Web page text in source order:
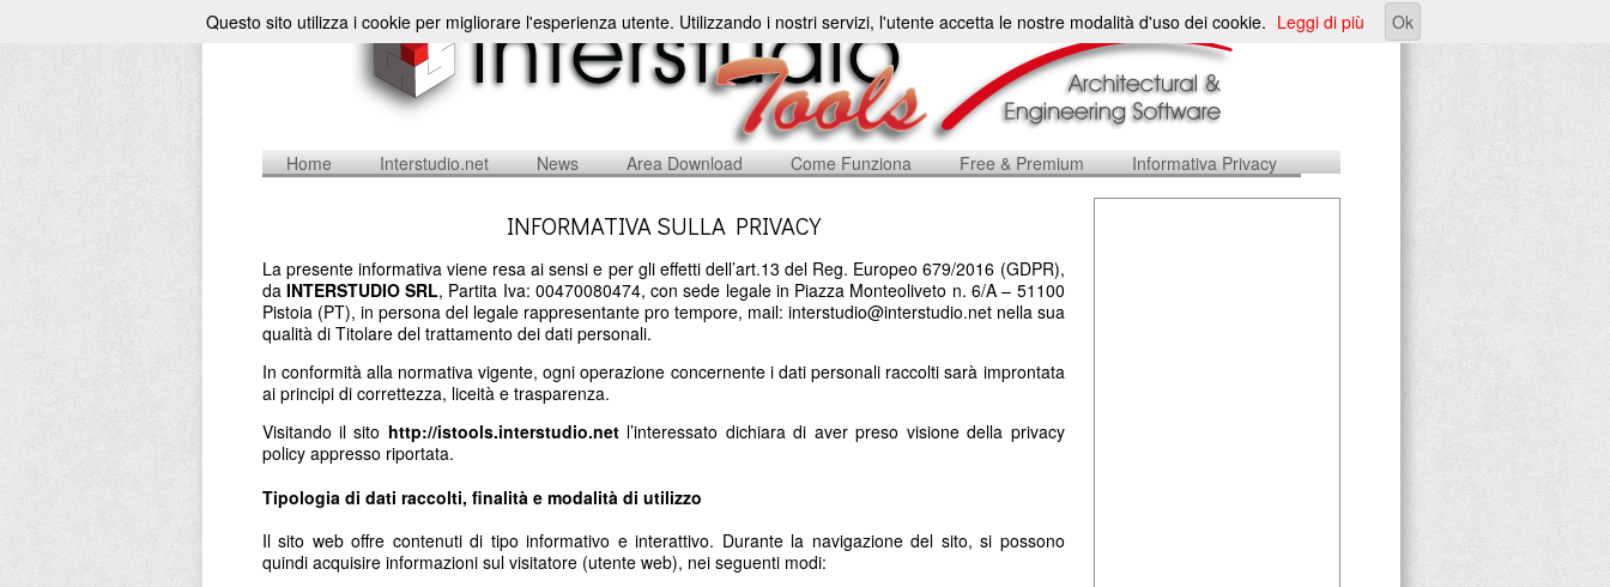
Home Interstudio.net News Area Download Come Funziona Free & Premium Informativa Privacy
INFORMATIVA SULLA PRIVACY
La presente informativa viene resa ai sensi e per gli effetti dell’art.13 del Reg. Europeo 679/2016 (GDPR),
da INTERSTUDIO SRL, Partita Iva: 00470080474, con sede legale in Piazza Monteoliveto n. 6/A – 51100
Pistoia (PT), in persona del legale rappresentante pro tempore, mail: interstudio@interstudio.net nella sua
qualità di Titolare del trattamento dei dati personali.
In conformità alla normativa vigente, ogni operazione concernente i dati personali raccolti sarà improntata
ai principi di correttezza, liceità e trasparenza.
Visitando il sito http://istools.interstudio.netl’interessato dichiara di aver preso visione della privacy
policy appresso riportata.
Tipologia di dati raccolti, finalità e modalità di utilizzo
Il sito web offre contenuti di tipo informativo e interattivo. Durante la navigazione del sito, si possono
quindi acquisire informazioni sul visitatore (utente web), nei seguenti modi:
Questo sito utilizza i cookie per migliorare l'esperienza utente. Utilizzando i nostri servizi, l'utente accetta le nostre modalità d'uso dei cookie. Leggi di più Ok